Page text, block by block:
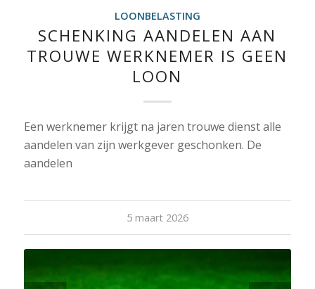
LOONBELASTING
SCHENKING AANDELEN AAN
TROUWE WERKNEMER IS GEEN
LOON
Een werknemer krijgt na jaren trouwe dienst alle
aandelen van zijn werkgever geschonken. De
aandelen
5 maart 2026